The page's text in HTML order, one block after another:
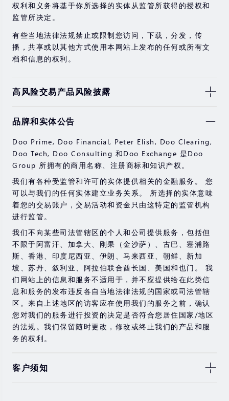
权利和义务将基于你所选择的实体从监管所获得的授权和
监管所决定。
有些当地法律法规禁止或限制您访问，下载，分发，传
播，共享或以其他方式使用本网站上发布的任何或所有文
档和信息的权利。
高风险交易产品风险披露
券，期货，差价合约和其他金融产品交易涉及高风险，可
过去的投资表现并不代表其未来的表现。
在与我们进行任何交易之前，请确保您完全了解使用相应
金融工具进行交易的风险。 如果您不了解此处说明的风
险，则应寻求独立的专业建议。
品牌和实体公告
Doo Prime, Doo Financial, Peter Elish, Doo Clearing,
Doo Tech, Doo Consulting 和Doo Exchange 是Doo
Group 所拥有的商用名称、注册商标和知识产权。
我们有各种受监管和许可的实体提供相关的金融服务。 您
可以与我们的任何实体建立业务关系。 所选择的实体意味
着您的交易账户，交易活动和资金只由这特定的监管机构
进行监管。
我们不向某些司法管辖区的个人和公司提供服务，包括但
不限于阿富汗、加拿大、刚果（金沙萨）、古巴、塞浦路
斯、香港、印度尼西亚、伊朗、马来西亚、朝鲜、新加
坡、苏丹、叙利亚、阿拉伯联合酋长国、美国和也门。 我
们网站上的信息和服务不适用于，并不应提供给在此类信
息和服务的发布违反各自当地法律法规的国家或司法管辖
区。来自上述地区的访客应在使用我们的服务之前，确认
您对我们的服务进行投资的决定是否符合您居住国家/地区
的法规。我们保留随时更改，修改或终止我们的产品和服
务的权利。
客户须知